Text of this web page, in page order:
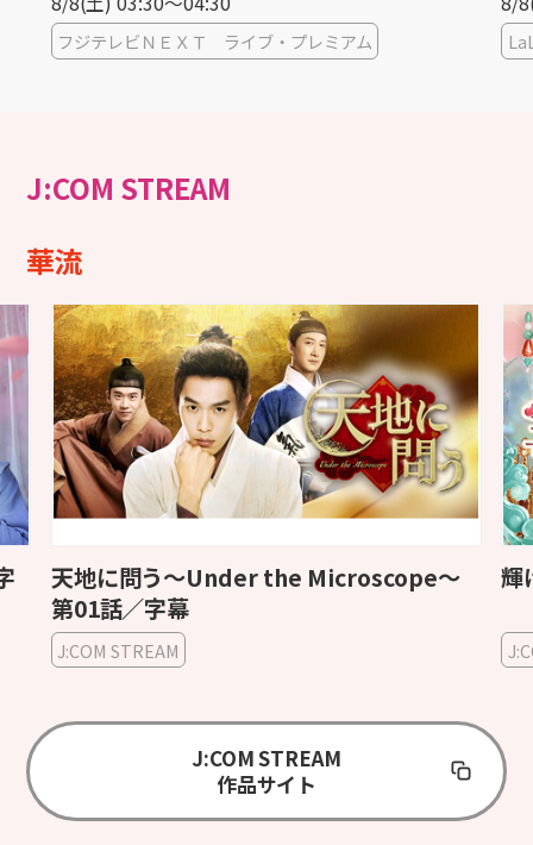
LaLa TV
J:COM STREAM
華流
天地に問う〜Under the Microscope〜
第01話／字幕
J:COM STREAM
輝
J:COM STREAM
作品サイト